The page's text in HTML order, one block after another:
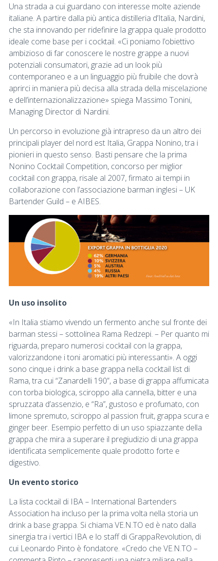
Una strada a cui guardano con interesse molte aziende
italiane. A partire dalla più antica distilleria d’Italia, Nardini,
che sta innovando per ridefinire la grappa quale prodotto
ideale come base per i cocktail. «Ci poniamo l’obiettivo
ambizioso di far conoscere le nostre grappe a nuovi
potenziali consumatori, grazie ad un look più
contemporaneo e a un linguaggio più fruibile che dovrà
aprirci in maniera più decisa alla strada della miscelazione
e dell’internazionalizzazione» spiega Massimo Tonini,
Managing Director di Nardini.
Un percorso in evoluzione già intrapreso da un altro dei
principali player del nord est Italia, Grappa Nonino, tra i
pionieri in questo senso. Basti pensare che la prima
Nonino Cocktail Competition, concorso per miglior
cocktail con grappa, risale al 2007, firmato ai tempi in
collaborazione con l’associazione barman inglesi – UK
Bartender Guild – e AIBES.
Un uso insolito
«In Italia stiamo vivendo un fermento anche sul fronte dei
barman stessi – sottolinea Rama Redzepi. – Per quanto mi
riguarda, preparo numerosi cocktail con la grappa,
valorizzandone i toni aromatici più interessanti». A oggi
sono cinque i drink a base grappa nella cocktail list di
Rama, tra cui “Zanardelli 190”, a base di grappa affumicata
con torba biologica, sciroppo alla cannella, bitter e una
spruzzata d’assenzio, e “Ra”, gustoso e profumato, con
limone spremuto, sciroppo al passion fruit, grappa scura e
ginger beer. Esempio perfetto di un uso spiazzante della
grappa che mira a superare il pregiudizio di una grappa
identificata semplicemente quale prodotto forte e
digestivo.
Un evento storico
La lista cocktail di IBA – International Bartenders
Association ha incluso per la prima volta nella storia un
drink a base grappa. Si chiama VE.N.TO ed è nato dalla
sinergia tra i vertici IBA e lo staff di GrappaRevolution, di
cui Leonardo Pinto è fondatore. «Credo che VE.N.TO –